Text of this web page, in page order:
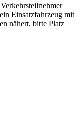
Einsatzfahrzeug mit
nähert, bitte Platz